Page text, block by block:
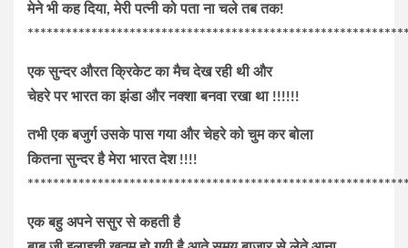
मेने भी कह दिया, मेरी पत्नी को पता ना चले तब तक!
एक सुन्दर औरत क्रिकेट का मैच देख रही थी और
चेहरे पर भारत का झंडा और नक्शा बनवा रखा था !!!!!!
तभी एक बजुर्ग उसके पास गया और चेहरे को चुम कर बोला
कितना सुन्दर है मेरा भारत देश !!!!
एक बहु अपने ससुर से कहती है